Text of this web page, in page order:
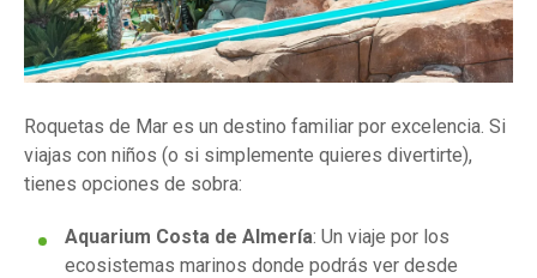
Roquetas de Mar es un destino familiar por excelencia. Si
viajas con niños (o si simplemente quieres divertirte),
tienes opciones de sobra:
Aquarium Costa de Almería: Un viaje por los
ecosistemas marinos donde podrás ver desde